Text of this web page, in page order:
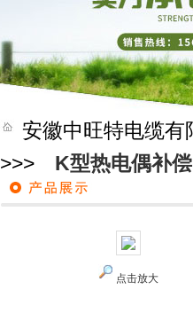
安徽中旺特电缆
>>> K型热电偶补
点击放大